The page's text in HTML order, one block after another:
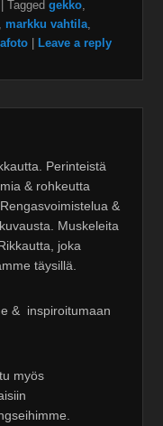
|Tagged gekko,
, markku vahtila,
Leave a reply
Perinteistä
& rohkeutta
&
Muskeleita
joka
täysillä.
& inspiroitumaan
myös